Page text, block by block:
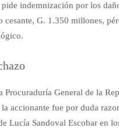
indemnización por los
cesante, G. 1.350 millones,
Procuraduría General de la
accionante fue por duda
Lucía Sandoval Escobar en